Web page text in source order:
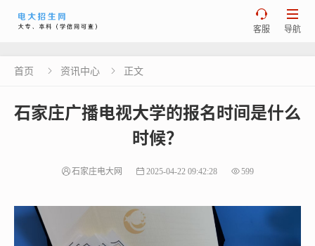

导航

客服
首页  资讯中心  正文
石家庄广播电视大学的报名时间是什么
时候？
石家庄电大网 2025-04-22 09:42:28 599